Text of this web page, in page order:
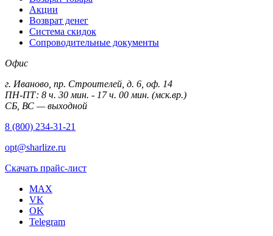
Акции
Возврат денег
Система скидок
Сопроводительные документы
Офис
г. Иваново, пр. Строителей, д. 6, оф. 14
ПН-ПТ: 8 ч. 30 мин. - 17 ч. 00 мин. (мск.вр.)
СБ, ВС — выходной
8 (800) 234-31-21
opt@sharlize.ru
Скачать прайс-лист
MAX
VK
OK
Telegram